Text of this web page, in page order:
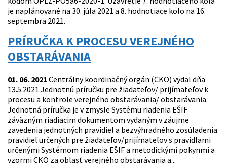
je naplánované na 30. júla 2021 a 8. hodnotiace kolo na 16.
septembra 2021.
PRÍRUČKA K PROCESU VEREJNÉHO
OBSTARÁVANIA
01. 06. 2021 Centrálny koordinačný orgán (CKO) vydal dňa
13.5.2021 Jednotnú príručku pre žiadateľov/ prijímateľov k
procesu a kontrole verejného obstarávania/ obstarávania.
Jednotná príručka je v zmysle Systému riadenia EŠIF
záväzným riadiacim dokumentom vydaným v záujme
zavedenia jednotných pravidiel a bezvýhradného zosúladenia
pravidiel určených pre žiadateľov/prijímateľov s pravidlami
určenými Systémom riadenia EŠIF a metodickými pokynmi a
vzormi CKO za oblasť verejného obstarávania a...